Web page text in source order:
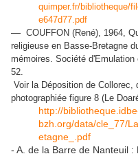
quimper.fr/bibliotheque/
e647d77.pdf
— COUFFON (René), 1964,
religieuse en Basse-Bretagne
mémoires. Société
52.
Voir la Déposition de
photographiée figure 8 (Le
http://
bzh.org/data/cle_77/
etagne_.pdf
- A. de la Barre de Nanteuil :